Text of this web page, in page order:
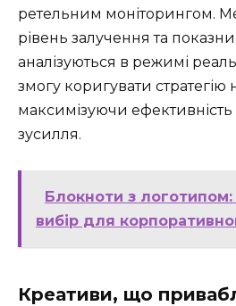
ретельним моніторингом.
рівень залучення та
аналізуються в режимі
змогу коригувати стратегію
максимізуючи
зусилля.
Блокноти з
вибір для
Креативи, що